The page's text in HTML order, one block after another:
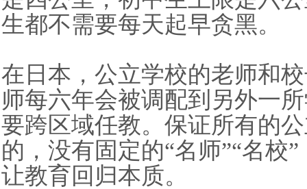
生都不需要每天起早贪黑。
在日本，公立学校的老师和
师每六年会被调配到另外一
要跨区域任教。保证所有的
的，没有固定的“名师”“名校
让教育回归本质。